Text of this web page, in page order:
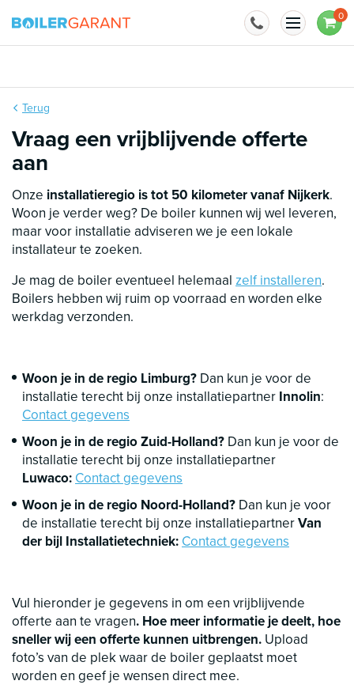
0
Terug
Vraag een vrijblijvende offerte
aan
Onze installatieregio is tot 50 kilometer vanaf Nijkerk.
Woon je verder weg? De boiler kunnen wij wel leveren,
maar voor installatie adviseren we je een lokale
installateur te zoeken.
Je mag de boiler eventueel helemaal zelf installeren.
Boilers hebben wij ruim op voorraad en worden elke
werkdag verzonden.
Woon je in de regio Limburg? Dan kun je voor de
installatie terecht bij onze installatiepartner Innolin:
Contact gegevens
Woon je in de regio Zuid-Holland? Dan kun je voor de
installatie terecht bij onze installatiepartner
Luwaco:Contact gegevens
Woon je in de regio Noord-Holland? Dan kun je voor
de installatie terecht bij onze installatiepartnerVan
der bijl Installatietechniek:Contact gegevens
Vul hieronder je gegevens in om een vrijblijvende
offerte aan te vragen. Hoe meer informatie je deelt, hoe
sneller wij een offerte kunnen uitbrengen. Upload
foto’s van de plek waar de boiler geplaatst moet
worden en geef je wensen direct mee.